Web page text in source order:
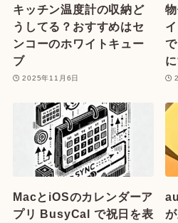
キッチン温度計の収納ど
うしてる？おすすめはセ
ンコーのホワイトキュー
ブ
2025年11月6日
MacとiOSのカレンダーア
プリ BusyCal で祝日を表